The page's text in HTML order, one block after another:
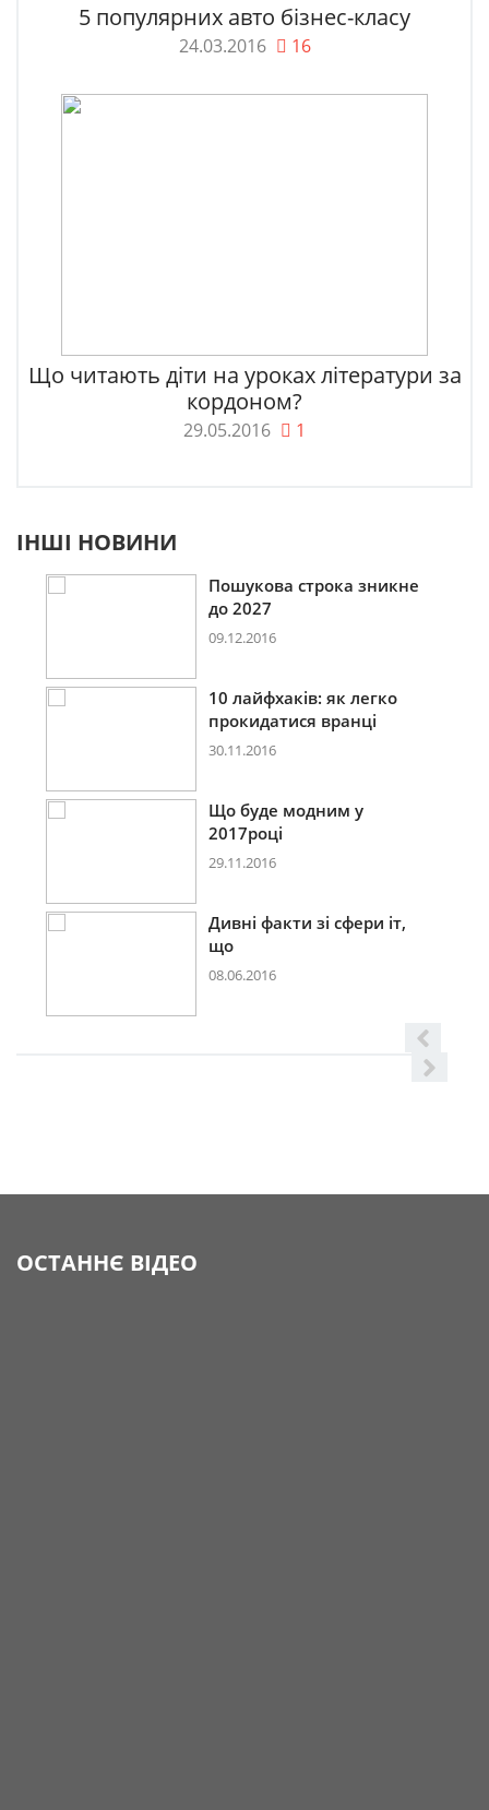
5 популярних авто бізнес-класу
24.03.2016 16
Що читають діти на уроках літератури за
кордоном?
29.05.2016 1
ІНШІ НОВИНИ
Пошукова строка зникне
до 2027
09.12.2016
10 лайфхаків: як легко
прокидатися вранці
30.11.2016
Що буде модним у
2017році
29.11.2016
Дивні факти зі сфери іт,
08.06.2016
ОСТАННЄ ВІДЕО